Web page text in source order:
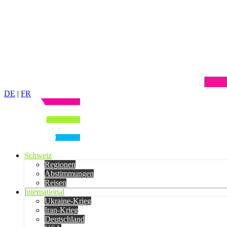
DE | FR
Schweiz
Regionen
Abstimmungen
Reisen
International
Ukraine-Krieg
Iran-Krieg
Deutschland